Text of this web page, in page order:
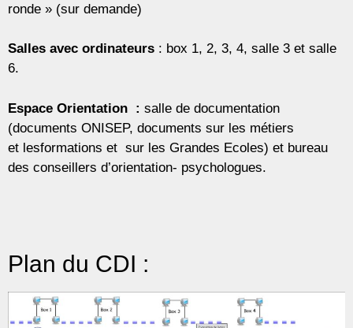
ronde » (sur demande)
Salles avec ordinateurs : box 1, 2, 3, 4, salle 3 et salle
6.
Espace Orientation : salle de documentation
(documents ONISEP, documents sur les métiers
et lesformations et sur les Grandes Ecoles) et bureau
des conseillers d’orientation- psychologues.
Plan du CDI :